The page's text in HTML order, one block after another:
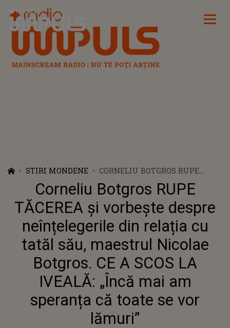
Radio Impuls
STIRI MONDENE
CORNELIU BOTGROS RUPE
TĂCEREA ȘI VORBEȘTE DESPRE
NEÎNȚELEGERILE DIN RELAȚIA
CU TATĂL SĂU, MAESTRUL
NICOLAE BOTGROS. CE A SCOS
LA IVEALĂ: „ÎNCĂ MAI AM
SPERANȚA CĂ TOATE SE VOR
LĂMURI”
Corneliu Botgros RUPE
TĂCEREA și vorbește despre
neînțelegerile din relația cu
tatăl său, maestrul Nicolae
Botgros. CE A SCOS LA
IVEALĂ: „Încă mai am
speranța că toate se vor
lămuri”